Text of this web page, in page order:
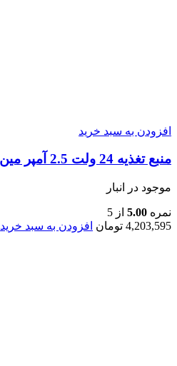
افزودن به سبد خرید
منبع تغذیه 24 ولت 2.5 آمپر مین ول مدل HDR-60-24
موجود در انبار
نمره 5.00 از 5
4,203,595 تومان افزودن به سبد خرید